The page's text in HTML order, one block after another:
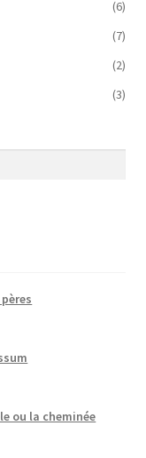
(6)
(7)
(2)
(3)
ou la cheminée